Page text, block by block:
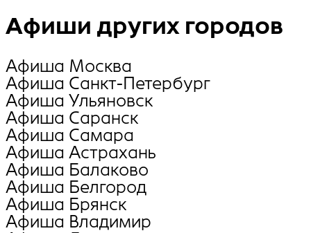
Афиши других городов
Афиша Москва
Афиша Санкт-Петербург
Афиша Ульяновск
Афиша Саранск
Афиша Самара
Афиша Астрахань
Афиша Балаково
Афиша Белгород
Афиша Брянск
Афиша Владимир